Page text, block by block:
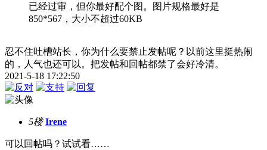
已经过审，但你最好配个图。图片规格最好是
850*567，大小不超过60KB
忍不住吐槽站长，你为什么要禁止发帖呢？以前这里挺热闹
的，人气也还可以。把发帖和回帖都禁了会好冷清。
2021-5-18 17:22:50
5楼 Irene
可以回帖吗？试试看……